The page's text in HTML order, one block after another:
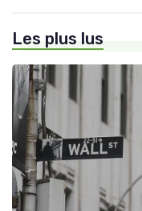
Les plus lus